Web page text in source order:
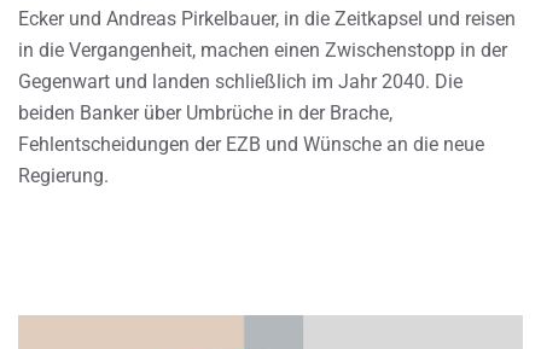
Ecker und Andreas Pirkelbauer, in die Zeitkapsel und reisen
in die Vergangenheit, machen einen Zwischenstopp in der
Gegenwart und landen schließlich im Jahr 2040. Die
beiden Banker über Umbrüche in der Brache,
Fehlentscheidungen der EZB und Wünsche an die neue
Regierung.